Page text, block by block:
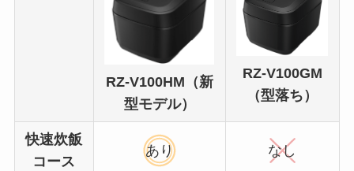
RZ-V100HM（新
型モデル）
RZ-V100GM
（型落ち）
快速炊飯
コース
あり なし